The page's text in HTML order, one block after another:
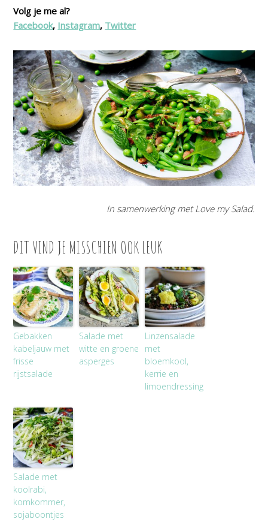
Volg je me al?
Facebook, Instagram, Twitter
In samenwerking met Love my Salad.
DIT VIND JE MISSCHIEN OOK LEUK
Gebakken
kabeljauw met
frisse
rijstsalade
Salade met
witte en groene
asperges
Linzensalade
met
bloemkool,
kerrie en
limoendressing
Salade met
koolrabi,
komkommer,
sojaboontjes